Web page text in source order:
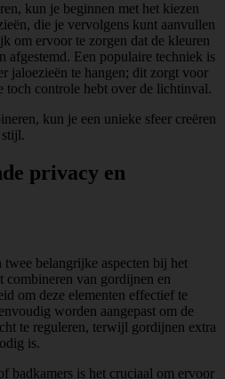
kun je beginnen met het kiezen
die je vervolgens kunt aanvullen
om ervoor te zorgen dat de kleuren
afgestemd. Een populaire techniek is
jaloezieën te hangen; dit zorgt voor
toch controle hebt over de lichtinval.
kun je een unieke sfeer creëren
privacy en
belangrijke aspecten bij het
combineren van gordijnen en
om deze elementen effectief te
worden aangepast om de
te reguleren, terwijl gordijnen extra
is.
badkamers is het cruciaal om ervoor